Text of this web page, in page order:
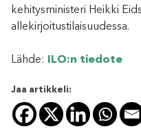
kehitysministeri Heikki
allekirjoitustilaisuudessa.
Lähde: ILO:n tiedote
Jaa artikkeli: